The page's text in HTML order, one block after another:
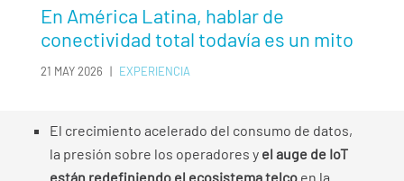
En América Latina, hablar de
conectividad total todavía es un mito
21 MAY 2026 | EXPERIENCIA
El crecimiento acelerado del consumo de datos,
la presión sobre los operadores y el auge de IoT
están redefiniendo el ecosistema telcoen la